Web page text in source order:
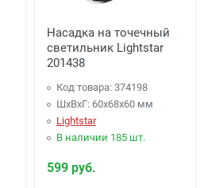
Насадка на точечный
светильник Lightstar
201438
Код товара: 374198
ШхВхГ: 60x68x60 мм
Lightstar
В наличии 185 шт.
599 руб.